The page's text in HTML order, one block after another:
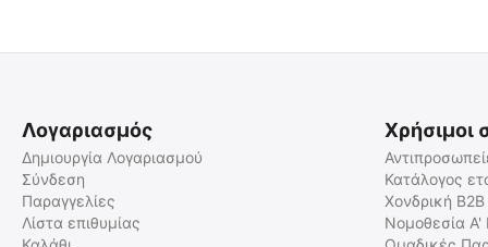
Κάλυμμα αντικειμενικού
φακού YUKON PATROL 5x60
Κάλυμμα αντικειμενικού
φακού Yukon 20-50x50
Λογαριασμός
Δημιουργία Λογαριασμού
Σύνδεση
Παραγγελίες
Λίστα επιθυμίας
Χρήσιμοι
Κατάλογος
Χονδρική B2B
Νομοθεσία Α'